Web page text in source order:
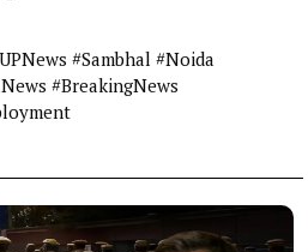
#Sambhal #Noida
#BreakingNews